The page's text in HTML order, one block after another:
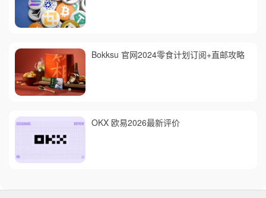
Bokksu 官网2024零食计划订阅+直邮攻略
OKX 欧易2026最新评价